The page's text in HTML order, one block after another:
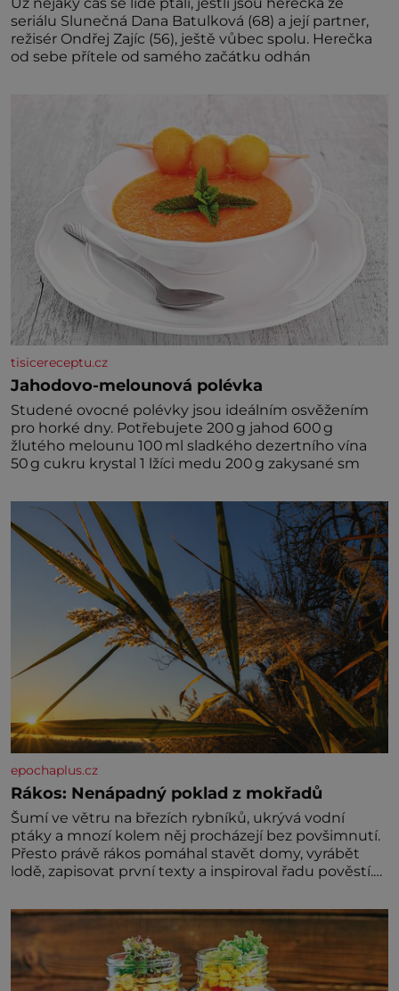
seriálu Slunečná Dana Batulková (68) a její partner,
režisér Ondřej Zajíc (56), ještě vůbec spolu. Herečka
od sebe přítele od samého začátku odhán
tisicereceptu.cz
Jahodovo-melounová polévka
Studené ovocné polévky jsou ideálním osvěžením
pro horké dny. Potřebujete 200 g jahod 600 g
žlutého melounu 100 ml sladkého dezertního vína
50 g cukru krystal 1 lžíci medu 200 g zakysané sm
epochaplus.cz
Rákos: Nenápadný poklad z mokřadů
Šumí ve větru na březích rybníků, ukrývá vodní
ptáky a mnozí kolem něj procházejí bez povšimnutí.
Přesto právě rákos pomáhal stavět domy, vyrábět
lodě, zapisovat první texty a inspiroval řadu pověstí.
už tisíce let. Většina lidí vnímá rákos jen jako
obyčejnou kulisu letního koupání. Stačí se však
podívat